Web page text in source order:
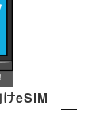
けeSIM